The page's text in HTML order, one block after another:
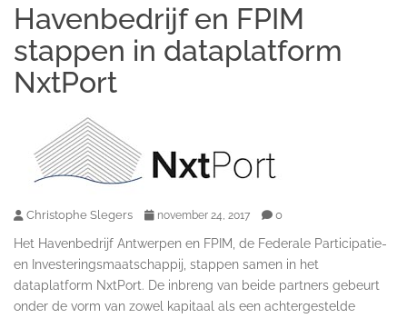
Havenbedrijf en FPIM
stappen in dataplatform
NxtPort
Christophe Slegers november 24, 2017 0
Het Havenbedrijf Antwerpen en FPIM, de Federale Participatie-
en Investeringsmaatschappij, stappen samen in het
dataplatform NxtPort. De inbreng van beide partners gebeurt
onder de vorm van zowel kapitaal als een achtergestelde